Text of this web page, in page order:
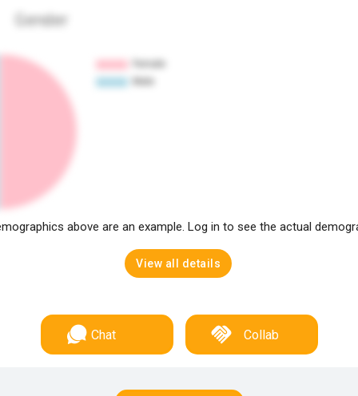
Gender
above are an example. Log in to see the actual
View all details
Chat Collab